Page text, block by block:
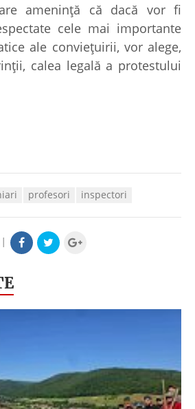
ameninţă că dacă vor fi
cele mai importante
ale convieţuirii, vor alege,
calea legală a protestului
profesori inspectori
|